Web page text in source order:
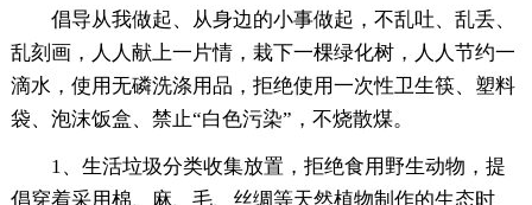
倡导从我做起、从身边的小事做起，不乱吐、乱丢、
乱刻画，人人献上一片情，栽下一棵绿化树，人人节约一
滴水，使用无磷洗涤用品，拒绝使用一次性卫生筷、塑料
袋、泡沫饭盒、禁止“白色污染”，不烧散煤。
1、生活垃圾分类收集放置，拒绝食用野生动物，提
倡穿着采用棉、麻、毛、丝绸等天然植物制作的生态时